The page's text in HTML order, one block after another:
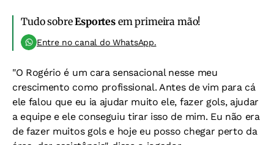
Tudo sobreEsportesem primeira mão!
Entre no canal do WhatsApp.
"O Rogério é um cara sensacional nesse meu
crescimento como profissional. Antes de vim para cá
ele falou que eu ia ajudar muito ele, fazer gols, ajudar
a equipe e ele conseguiu tirar isso de mim. Eu não era
de fazer muitos gols e hoje eu posso chegar perto da